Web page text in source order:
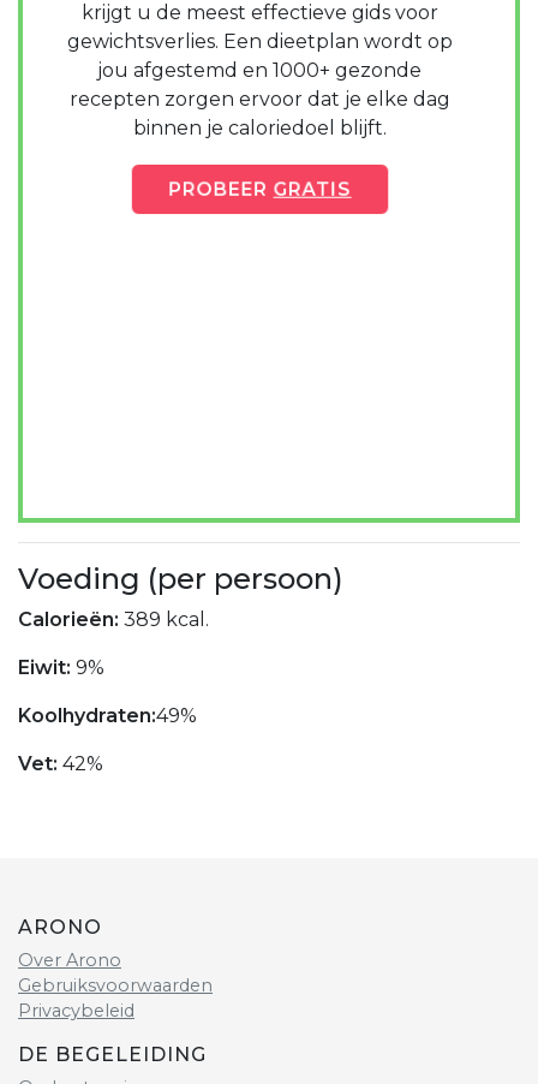
krijgt u de meest effectieve gids voor
gewichtsverlies. Een dieetplan wordt op
jou afgestemd en 1000+ gezonde
recepten zorgen ervoor dat je elke dag
binnen je caloriedoel blijft.
PROBEER GRATIS
Voeding (per persoon)
Calorieën: 389 kcal.
Eiwit: 9%
Koolhydraten:49%
Vet: 42%
ARONO
Over Arono
Gebruiksvoorwaarden
Privacybeleid
DE BEGELEIDING